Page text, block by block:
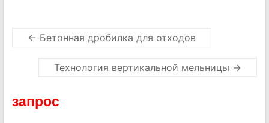
← Бетонная дробилка для отходов
Технология вертикальной мельницы →
запрос